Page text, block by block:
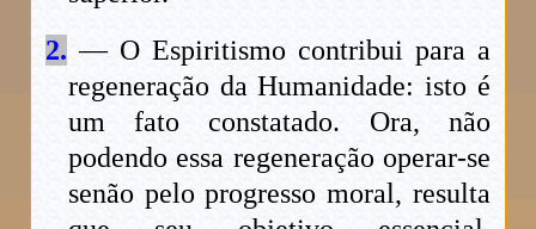
2. — O Espiritismo contribui para a
regeneração da Humanidade: isto é
um fato constatado. Ora, não
podendo essa regeneração operar-se
senão pelo progresso moral, resulta